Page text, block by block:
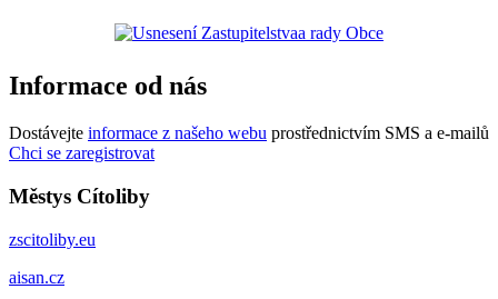
Informace od nás
Dostávejte informace z našeho webu prostřednictvím SMS a e-mailů
Chci se zaregistrovat
Městys Cítoliby
zscitoliby.eu
aisan.cz